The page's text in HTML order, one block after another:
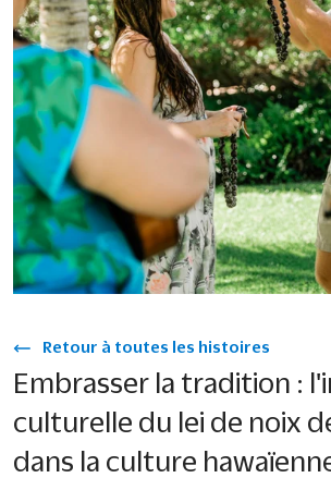
Retour à toutes les histoires
Embrasser la tradition :
culturelle du lei de noix
dans la culture